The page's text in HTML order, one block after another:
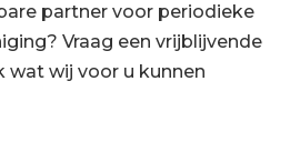
partner voor periodieke
Vraag een vrijblijvende
wat wij voor u kunnen